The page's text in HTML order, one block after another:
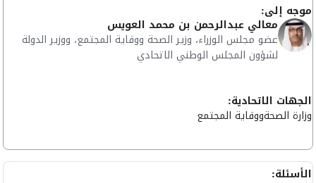
موجه إلى:
معالي عبدالرحمن بن محمد العويس
عضو مجلس الوزراء، وزير الصحة ووقاية المجتمع، ووزير الدولة
لشؤون المجلس الوطني الاتحادي
الجهات الاتحادية:
وزارة الصحةووقاية المجتمع
الأسئلة: